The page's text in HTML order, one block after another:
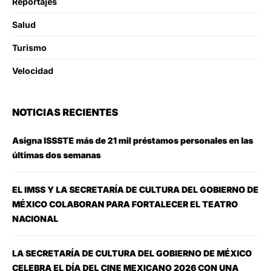
Salud
Turismo
Velocidad
NOTICIAS RECIENTES
Asigna ISSSTE más de 21 mil préstamos personales en las
últimas dos semanas
EL IMSS Y LA SECRETARÍA DE CULTURA DEL GOBIERNO DE
MÉXICO COLABORAN PARA FORTALECER EL TEATRO
NACIONAL
LA SECRETARÍA DE CULTURA DEL GOBIERNO DE MÉXICO
CELEBRA EL DÍA DEL CINE MEXICANO 2026 CON UNA